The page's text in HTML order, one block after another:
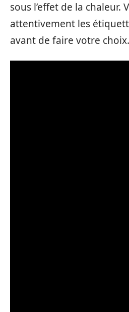
sous l’effet de la chaleur.
attentivement les
avant de faire votre choix.